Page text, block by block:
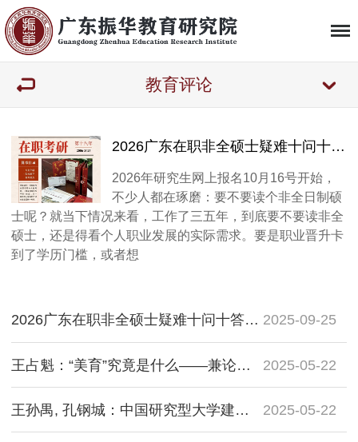
教育评论
2026广东在职非全硕士疑难十问十答：报考在即，谁该读、影响有多大、怎么选校？
2026年研究生网上报名10月16号开始，
不少人都在琢磨：要不要读个非全日制硕
士呢？就当下情况来看，工作了三五年，到底要不要读非全
硕士，还是得看个人职业发展的实际需求。要是职业晋升卡
到了学历门槛，或者想
2026广东在职非全硕士疑难十问十答：报考在即，谁该读、影响有多大、怎么选校？ 2025-09-25
王占魁：“美育”究竟是什么——兼论美育在育人目标体系中的特殊性 2025-05-22
王孙禺, 孔钢城：中国研究型大学建设的思考 2025-05-22